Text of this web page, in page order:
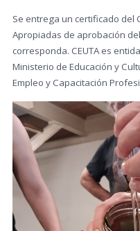
Se entrega un certificado del
Apropiadas de aprobación
corresponda. CEUTA es
Ministerio de Educación y
Empleo y Capacitación